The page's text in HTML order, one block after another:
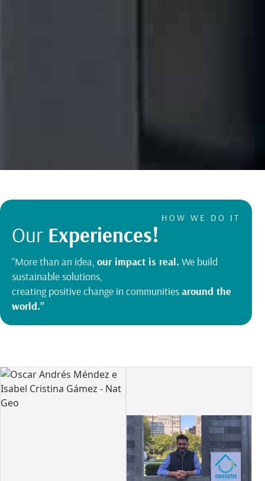
HOW WE DO IT
Our Experiences!
“More than an idea, our impact is real. We build
sustainable solutions,
creating positive change in communitiesaround the
world.”